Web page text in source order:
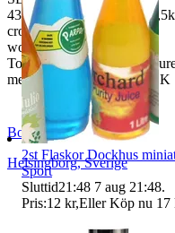
43 SEK, 250gr 85 SEK,
crown
worldwide price freight)
To Denmark 0,5-3kg
measure 40x40x140cm SEK
BoutiqueNo9
Helsingborg,Sverige
2st Flaskor Dockhus
Sport
Sluttid21:48 7 aug 21:48.
Pris:12 kr,Eller Köp nu 17